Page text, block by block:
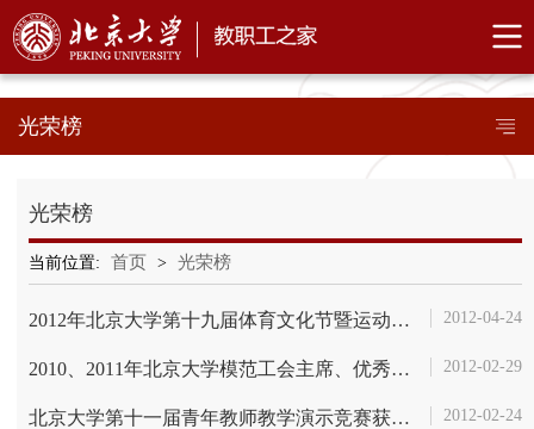
光荣榜
光荣榜
当前位置: 首页 > 光荣榜
2012年北京大学第十九届体育文化节暨运动会获奖名单 2012-04-24
2010、2011年北京大学模范工会主席、优秀工会干部和优秀工会积极分子 2012-02-29
北京大学第十一届青年教师教学演示竞赛获奖名单 2012-02-24